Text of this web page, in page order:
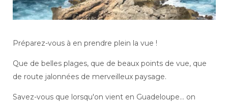
Préparez-vous à en prendre plein la vue !
Que de belles plages, que de beaux points de vue, que
de route jalonnées de merveilleux paysage.
Savez-vous que lorsqu'on vient en Guadeloupe... on